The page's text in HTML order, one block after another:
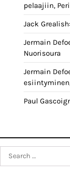
pelaajiin,
Jack
Jermain
Nuorisoura
Jermain
Paul
Search
for: